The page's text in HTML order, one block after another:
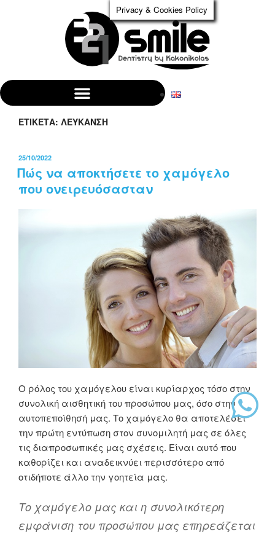
ΕΤΙΚΈΤΑ: ΛΕΎΚΑΝΣΗ
25/10/2022
Πώς να αποκτήσετε το χαμόγελο
που ονειρευόσασταν
Ο ρόλος του χαμόγελου είναι κυρίαρχος τόσο στην
συνολική αισθητική του προσώπου μας, όσο στην
αυτοπεποίθησή μας. Το χαμόγελο θα αποτελέσει
την πρώτη εντύπωση στον συνομιλητή μας σε όλες
τις διαπροσωπικές μας σχέσεις. Είναι αυτό που
καθορίζει και αναδεικνύει περισσότερο από
οτιδήποτε άλλο την γοητεία μας.
Το χαμόγελο μας και η συνολικότερη
εμφάνιση του προσώπου μας επηρεάζεται
Privacy & Cookies Policy